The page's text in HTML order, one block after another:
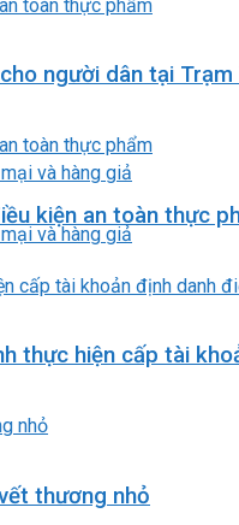
và hàng giả
và hàng giả
người dân tại
kiện an toàn thực
thực hiện cấp tài
thương nhỏ